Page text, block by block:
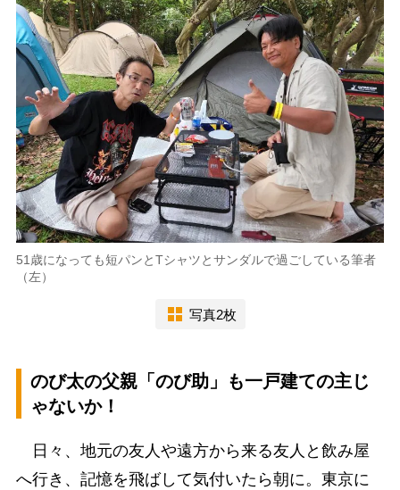
51歳になっても短パンとTシャツとサンダルで過ごしている筆者
（左）
写真2枚
のび太の父親「のび助」も一戸建ての主じ
ゃないか！
日々、地元の友人や遠方から来る友人と飲み屋
へ行き、記憶を飛ばして気付いたら朝に。東京に